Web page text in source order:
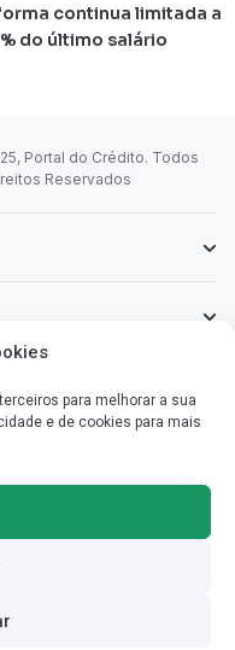
para melhorar a sua
e de cookies para mais
continua limitada a
do último salário
Portal do Crédito. Todos
Reservados
para poder escolher o